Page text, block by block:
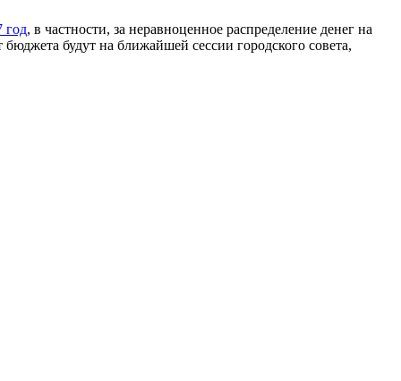
год, в частности, за неравноценное распределение денег на
будут на ближайшей сессии городского совета,